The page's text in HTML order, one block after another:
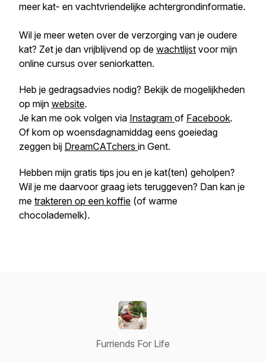
meer kat- en vachtvriendelijke achtergrondinformatie.
Wil je meer weten over de verzorging van je oudere
kat? Zet je dan vrijblijvend op de wachtlijst voor mijn
online cursus over seniorkatten.
Heb je gedragsadvies nodig? Bekijk de mogelijkheden
op mijn website.
Je kan me ook volgen via Instagram of Facebook.
Of kom op woensdagnamiddag eens goeiedag
zeggen bij DreamCATchers in Gent.
Hebben mijn gratis tips jou en je kat(ten) geholpen?
Wil je me daarvoor graag iets teruggeven? Dan kan je
me trakteren op een koffie (of warme
chocolademelk).
Furriends For Life